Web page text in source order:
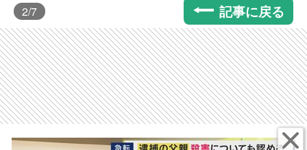
2/7 記事に戻る